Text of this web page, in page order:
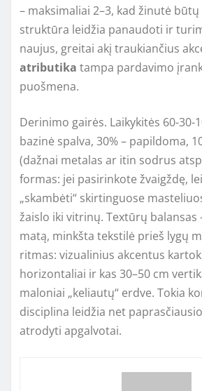
– maksimaliai 2–3, kad žinutė būtų
struktūra leidžia panaudoti ir
naujus, greitai akį traukiančius
atributika tampa pardavimo
puošmena.
Derinimo gairės. Laikykitės 60-30-
bazinė spalva, 30% – papildoma,
(dažnai metalas ar itin sodrus
formas: jei pasirinkote žvaigždę,
„skambėti“ skirtinguose
žaislo iki vitrinų. Textūrų balansas
matą, minkšta tekstilė prieš lygų
ritmas: vizualinius akcentus
horizontaliai ir kas 30–50 cm
maloniai „keliautų“ erdve. Tokia
disciplina leidžia net
atrodyti apgalvotai.